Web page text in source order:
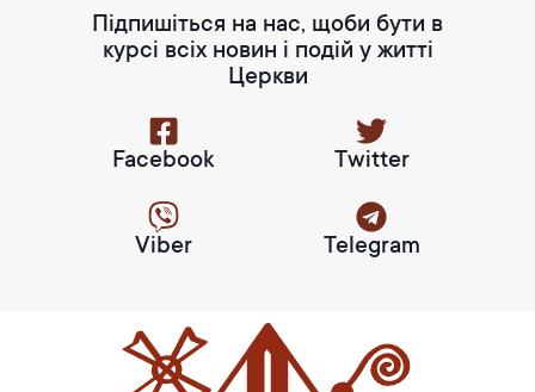
Підпишіться на нас, щоби бути в
курсі всіх новин і подій у житті
Церкви
Facebook Twitter
Viber Telegram